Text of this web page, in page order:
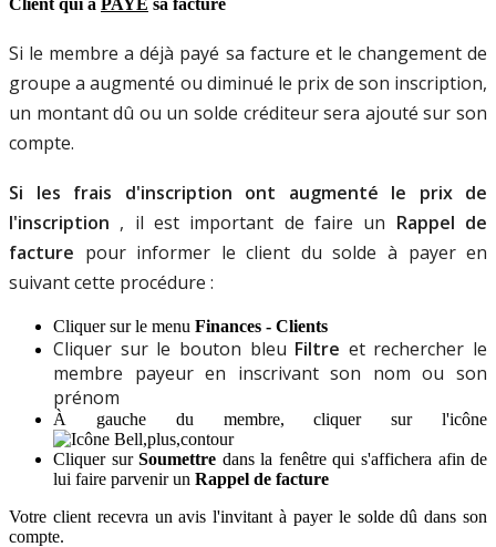
Si le membre a déjà payé sa facture et le changement de
groupe a augmenté ou diminué le prix de son inscription,
un montant dû ou un solde créditeur sera ajouté sur son
compte.
Si les frais d'inscription ont augmenté le prix de
l'inscription , il est important de faire un Rappel de
facture pour informer le client du solde à payer en
suivantcette procédure :
Cliquer sur le menu Finances - Clients
Cliquer sur le bouton bleu Filtre et rechercher le
membre payeur en inscrivant son nom ou son
prénom
À gauche du membre, cliquer sur l'icône
Cliquer sur Soumettre dans la fenêtre qui s'affichera afin de
lui faire parvenir un Rappel de facture
Votre client recevra un avis l'invitant à payer le solde dû dans son
compte.